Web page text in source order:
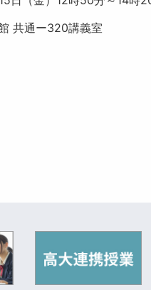
共通ー320講義室